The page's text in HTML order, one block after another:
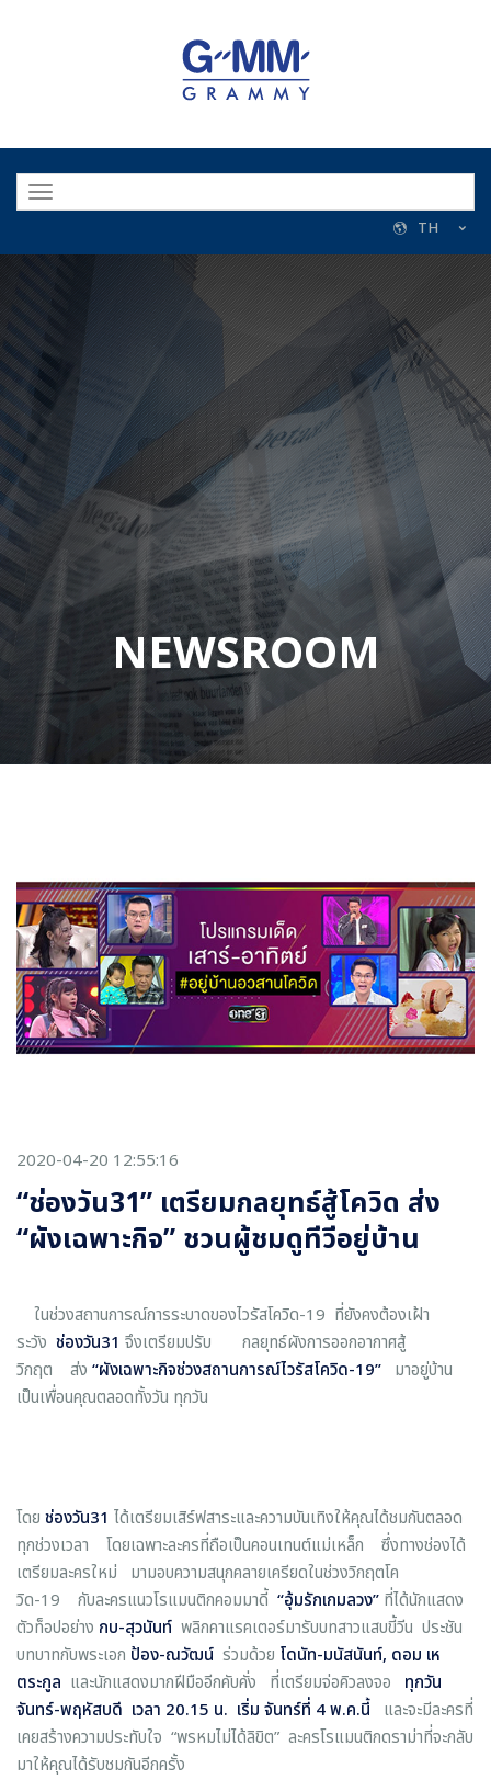
TH
NEWSROOM
2020-04-20 12:55:16
“ช่องวัน31” เตรียมกลยุทธ์สู้โควิด ส่ง
“ผังเฉพาะกิจ” ชวนผู้ชมดูทีวีอยู่บ้าน
ในช่วงสถานการณ์การระบาดของไวรัสโควิด-19 ที่ยังคงต้องเฝ้า
ระวัง ช่องวัน31 จึงเตรียมปรับ กลยุทธ์ผังการออกอากาศสู้
วิกฤต ส่ง “ผังเฉพาะกิจช่วงสถานการณ์ไวรัสโควิด-19” มาอยู่บ้าน
เป็นเพื่อนคุณตลอดทั้งวัน ทุกวัน
โดย ช่องวัน31 ได้เตรียมเสิร์ฟสาระและความบันเทิงให้คุณได้ชมกันตลอด
ทุกช่วงเวลา โดยเฉพาะละครที่ถือเป็นคอนเทนต์แม่เหล็ก ซึ่งทางช่องได้
เตรียมละครใหม่ มามอบความสนุกคลายเครียดในช่วงวิกฤตโค
วิด-19 กับละครแนวโรแมนติกคอมมาดี้ “อุ้มรักเกมลวง” ที่ได้นักแสดง
ตัวท็อปอย่าง กบ-สุวนันท์ พลิกคาแรคเตอร์มารับบทสาวแสบขี้วีน ประชัน
บทบาทกับพระเอก ป้อง-ณวัฒน์ ร่วมด้วย โดนัท-มนัสนันท์, ดอม เห
ตระกูล และนักแสดงมากฝีมืออีกคับคั่ง ที่เตรียมจ่อคิวลงจอ ทุกวัน
จันทร์-พฤหัสบดี เวลา 20.15 น. เริ่ม จันทร์ที่ 4 พ.ค.นี้ และจะมีละครที่
เคยสร้างความประทับใจ “พรหมไม่ได้ลิขิต” ละครโรแมนติกดราม่าที่จะกลับ
มาให้คุณได้รับชมกันอีกครั้ง